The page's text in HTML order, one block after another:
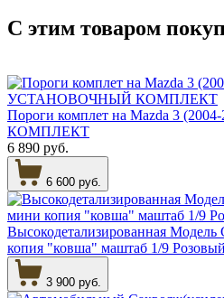
С этим товаром
Пороги комплет на Mazda 3
КОМПЛЕКТ
6 890 руб.
6 600 руб.
Высокодетализированная
копия "ковша" маштаб 1/9
3 900 руб.